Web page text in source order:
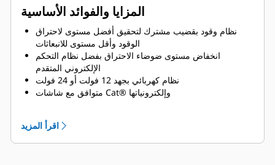
المزايا والفوائد الأساسية
نظام وقود بقضيب مشترك لتحقيق أفضل مستوى لاحتراق
الوقود وأقل مستوى للانبعاثات
انخفاض مستوى ضوضاء الاحتراق بفضل نظام التحكم
الإلكتروني المتقدم
نظام كهربائي بجهد 12 فولت أو 24 فولت
متوافق مع شاشات Cat® وإلكترونياتها
المحرك
مضخة مياه للدثار تدار بترس ومضخة لمياه البحر لتحقيق أعلى
مستوى للموثوقية
اقرأ المزيد